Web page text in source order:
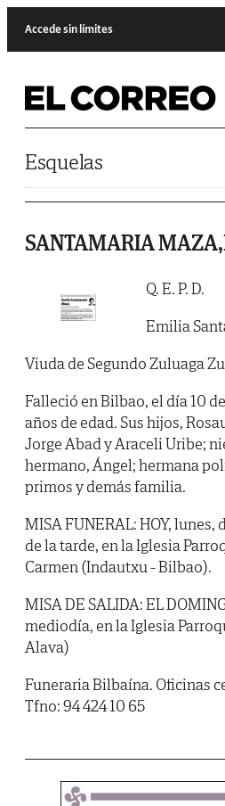
Accede sin límites
Esquelas
SANTAMARIA
Q. E. P. D.
Emilia
Viuda de Segundo Zuluaga
Falleció en Bilbao, el día 10
años de edad. Sus hijos,
Jorge Abad y Araceli Uribe;
hermano, Ángel; hermana
primos y demás familia.
MISA FUNERAL: HOY, lunes,
de la tarde, en la Iglesia
Carmen (Indautxu - Bilbao).
MISA DE SALIDA: EL
mediodía, en la Iglesia
Alava)
Funeraria Bilbaína. Oficinas
Tfno: 94 424 10 65